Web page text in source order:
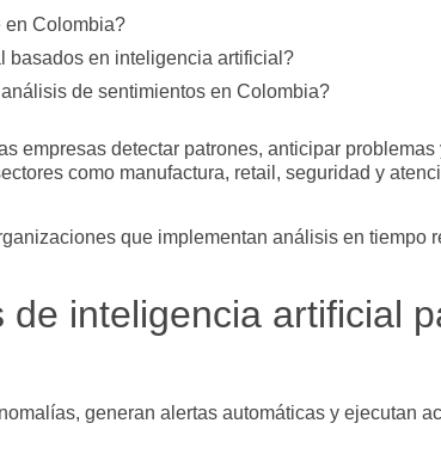
en Colombia?
basados en inteligencia artificial?
de sentimientos en Colombia?
empresas detectar patrones, anticipar
como manufactura, retail, seguridad y
que implementan análisis en tiempo
inteligencia artificial
generan alertas automáticas y ejecutan